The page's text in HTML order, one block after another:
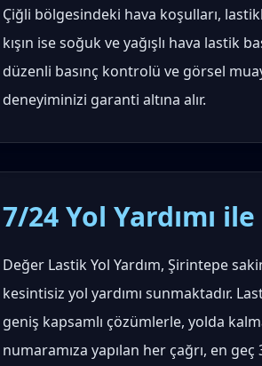
Çiğli bölgesindeki hava koşulları,
kışın ise soğuk ve yağışlı hava lastik
düzenli basınç kontrolü ve görsel
deneyiminizi garanti altına alır.
7/24 Yol Yardımı
Değer Lastik Yol Yardım, Şirintepe
kesintisiz yol yardımı sunmaktadır.
geniş kapsamlı çözümlerle, yolda
numaramıza yapılan her çağrı, en